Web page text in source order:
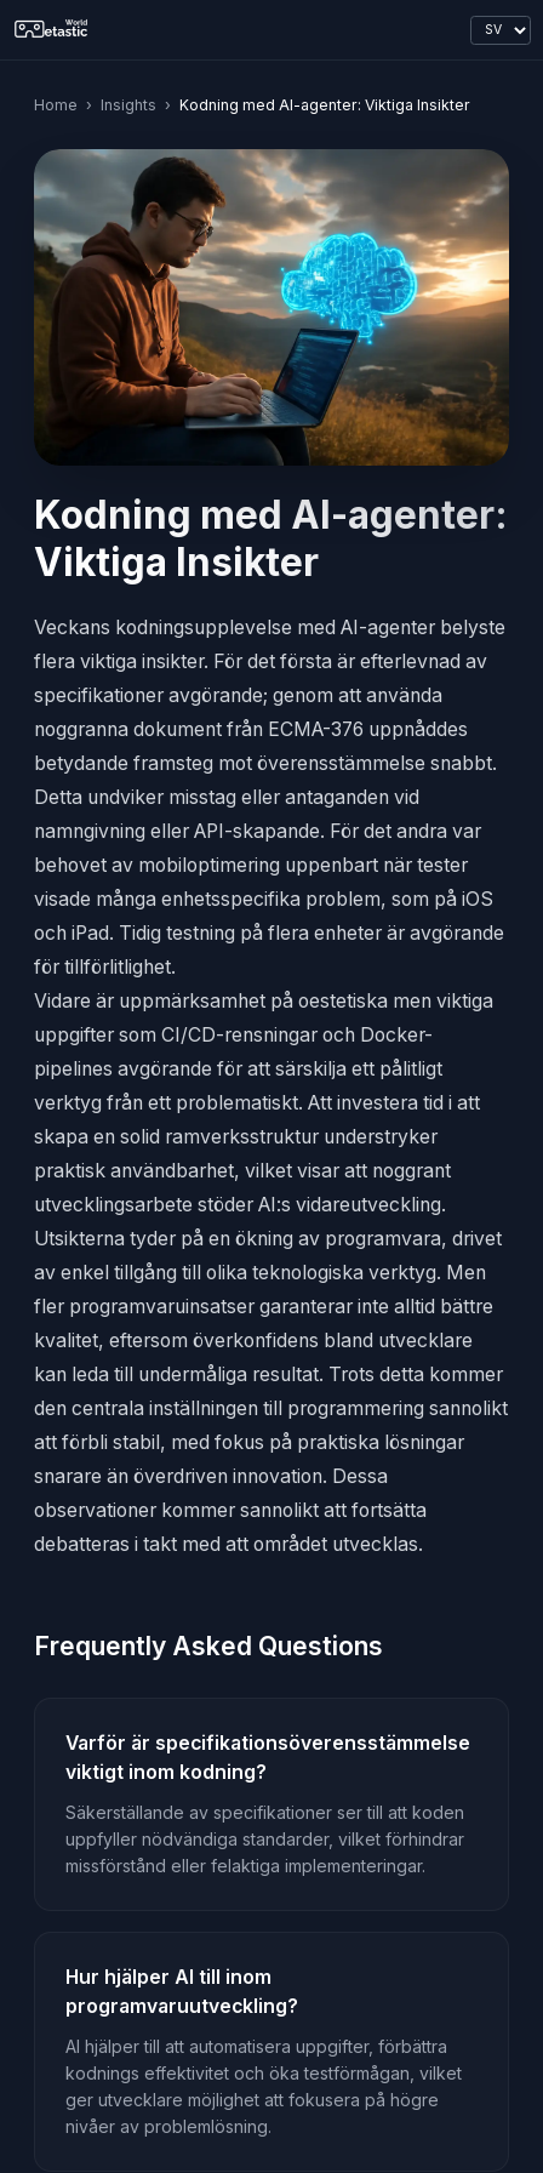
Home › Insights › Kodning med AI-agenter: Viktiga Insikter
Kodning med AI-agenter:
Viktiga Insikter
Veckans kodningsupplevelse med AI-agenter belyste
flera viktiga insikter. För det första är efterlevnad av
specifikationer avgörande; genom att använda
noggranna dokument från ECMA-376 uppnåddes
betydande framsteg mot överensstämmelse snabbt.
Detta undviker misstag eller antaganden vid
namngivning eller API-skapande. För det andra var
behovet av mobiloptimering uppenbart när tester
visade många enhetsspecifika problem, som på iOS
och iPad. Tidig testning på flera enheter är avgörande
för tillförlitlighet.
Vidare är uppmärksamhet på oestetiska men viktiga
uppgifter som CI/CD-rensningar och Docker-
pipelines avgörande för att särskilja ett pålitligt
verktyg från ett problematiskt. Att investera tid i att
skapa en solid ramverksstruktur understryker
praktisk användbarhet, vilket visar att noggrant
utvecklingsarbete stöder AI:s vidareutveckling.
Utsikterna tyder på en ökning av programvara, drivet
av enkel tillgång till olika teknologiska verktyg. Men
fler programvaruinsatser garanterar inte alltid bättre
kvalitet, eftersom överkonfidens bland utvecklare
kan leda till undermåliga resultat. Trots detta kommer
den centrala inställningen till programmering sannolikt
att förbli stabil, med fokus på praktiska lösningar
snarare än överdriven innovation. Dessa
observationer kommer sannolikt att fortsätta
debatteras i takt med att området utvecklas.
Frequently Asked Questions
Varför är specifikationsöverensstämmelse
viktigt inom kodning?
Säkerställande av specifikationer ser till att koden
uppfyller nödvändiga standarder, vilket förhindrar
missförstånd eller felaktiga implementeringar.
Hur hjälper AI till inom
programvaruutveckling?
AI hjälper till att automatisera uppgifter, förbättra
kodnings effektivitet och öka testförmågan, vilket
ger utvecklare möjlighet att fokusera på högre
nivåer av problemlösning.